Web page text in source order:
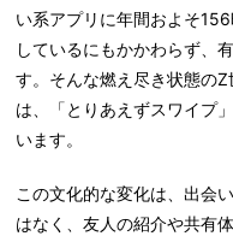
い系アプリに年間およそ
しているにもかかわらず、
す。そんな燃え尽き状態の
は、「とりあえずスワイプ
います。
この文化的な変化は、出会
はなく、友人の紹介や共有